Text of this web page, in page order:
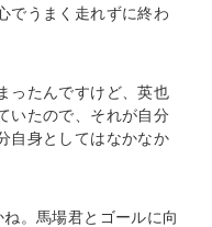
でうまく走れずに終わ
ったんですけど、英也
いたので、それが自分
自身としてはなかなか
。馬場君とゴールに向